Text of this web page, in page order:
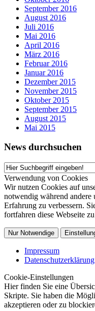
September 2016
August 2016
Juli 2016
Mai 2016
April 2016
März 2016
Februar 2016
Januar 2016
Dezember 2015
November 2015
Oktober 2015
September 2015
August 2015
Mai 2015
News durchsuchen
Verwendung von Cookies
Wir nutzen Cookies auf
notwendig während andere
Erfahrung zu verbessern.
fortfahren diese Webseite
Nur Notwendige
Impressum
Datenschutzerklärung
Cookie-Einstellungen
Hier finden Sie eine
Skripte. Sie haben die
akzeptieren oder zu